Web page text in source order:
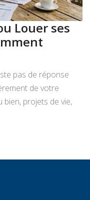
Louer ses
pas de réponse
de votre
bien, projets de vie,